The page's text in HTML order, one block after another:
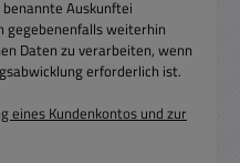
Auskunftei
gegebenenfalls weiterhin
Daten zu verarbeiten, wenn
erforderlich ist.
eines Kundenkontos und zur